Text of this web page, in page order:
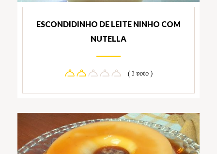
ESCONDIDINHO DE LEITE NINHO COM
NUTELLA
( 1 voto )